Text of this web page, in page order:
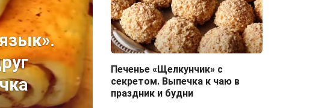
Печенье «Щелкунчик» с
секретом. Выпечка к чаю в
праздник и будни